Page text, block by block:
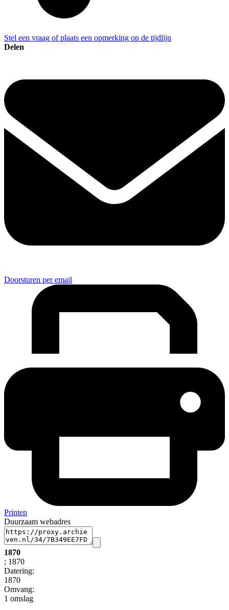
Stel een vraag of plaats een opmerking op de tijdlijn
Delen
Doorsturen per email
Printen
Duurzaam webadres
1870
; 1870
Datering:
1870
Omvang:
1 omslag